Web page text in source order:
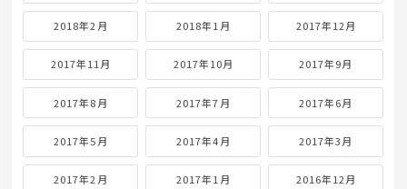
2018年2月 2018年1月 2017年12月
2017年11月 2017年10月 2017年9月
2017年8月 2017年7月 2017年6月
2017年5月 2017年4月 2017年3月
2017年2月 2017年1月 2016年12月